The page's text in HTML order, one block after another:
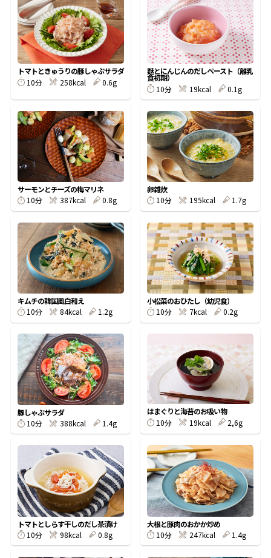
サッと鍋® 楽チン鍋®
楽チン屋® ストレートつゆ
新鮮一番 『氷熟®』
『踊り節』
鰹節屋の
だしパック
かつお節レシピ
めんつゆレシピ
割烹白だしレシピ
レシピ特設サイト
割烹白だしレシピ特集
だし巻き卵特集
かつおだしが決め手！簡単茶碗蒸し
だしコミュ
トマトときゅうりの豚しゃぶサラダ
10分
258kcal 0.6g
麩とにんじんのだしペースト（離乳
食初期）
10分
19kcal 0.1g
サーモンとチーズの梅マリネ
10分
387kcal 0.8g
卵雑炊
10分
195kcal 1.7g
キムチの韓国風白和え
10分
84kcal 1.2g
小松菜のおひたし（幼児食）
10分
7kcal 0.2g
豚しゃぶサラダ
10分
388kcal 1.4g
はまぐりと海苔のお吸い物
10分
19kcal 2,6g
トマトとしらす干しのだし茶漬け
10分
98kcal 0.8g
大根と豚肉のおかか炒め
10分
247kcal 1.4g